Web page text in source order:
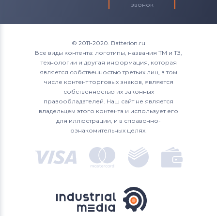
звонок
© 2011-2020. Batterion.ru
Все виды контента: логотипы, названия ТМ и ТЗ,
технологии и другая информация, которая
является собственностью третьих лиц, в том
числе контент торговых знаков, является
собственностью их законных
правообладателей. Наш сайт не является
владельцем этого контента и использует его
для иллюстрации, и в справочно-
ознакомительных целях.